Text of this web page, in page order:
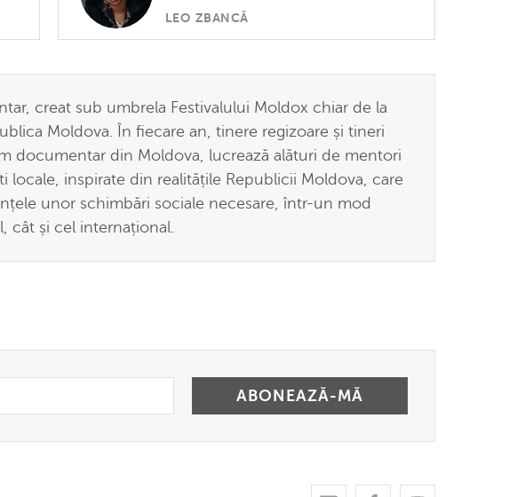
LEO ZBANCĂ
creat sub umbrela Festivalului Moldox chiar de la
Moldova. În fiecare an, tinere regizoare și tineri
documentar din Moldova, lucrează alături de mentori
locale, inspirate din realitățile Republicii Moldova, care
unor schimbări sociale necesare, într-un mod
cât și cel internațional.